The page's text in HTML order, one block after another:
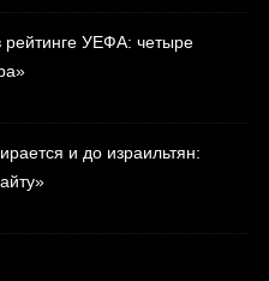
рейтинге УЕФА: четыре
и до израильтян: